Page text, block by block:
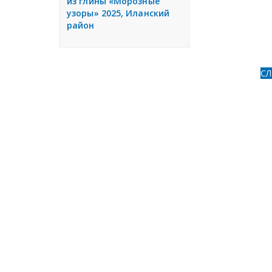
узоры» 2025, Иланский
район